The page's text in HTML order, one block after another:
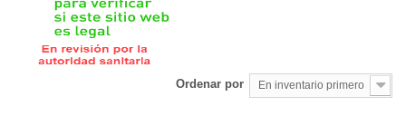
Ordenar por En inventario primero